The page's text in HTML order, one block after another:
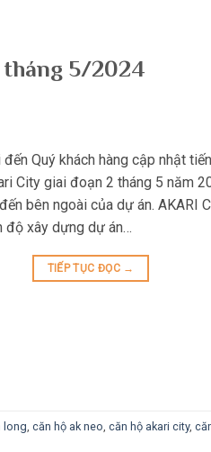
tháng 5/2024
Quý khách hàng cập nhật
City giai đoạn 2 tháng 5 năm
bên ngoài của dự án. AKARI
độ xây dựng dự án…
TIẾP TỤC ĐỌC →
long căn hộ ak neo căn hộ akari city,